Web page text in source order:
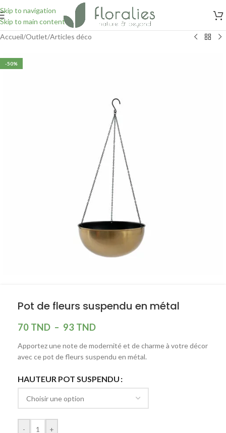
Skip to navigation
Skip to main content
Accueil/Outlet/Articles déco
-50%
Pot de fleurs suspendu en métal
70 TND – 93 TND
Apportez une note de modernité et de charme à votre décor
avec ce pot de fleurs suspendu en métal.
HAUTEUR POT SUSPENDU
- +